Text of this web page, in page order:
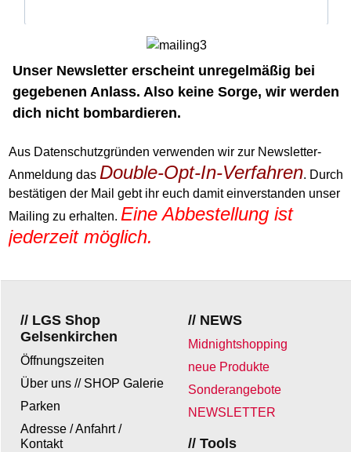
Unser Newsletter erscheint unregelmäßig bei
gegebenen Anlass. Also keine Sorge, wir werden
dich nicht bombardieren.
Aus Datenschutzgründen verwenden wir zur Newsletter-
Anmeldung das Double-Opt-In-Verfahren. Durch
bestätigen der Mail gebt ihr euch damit einverstanden unser
Mailing zu erhalten. Eine Abbestellung ist
jederzeit möglich.
// NEWS
Midnightshopping
neue Produkte
Sonderangebote
NEWSLETTER
// LGS Shop
Gelsenkirchen
Öffnungszeiten
Über uns // SHOP Galerie
Parken
Adresse / Anfahrt /
Kontakt
// Tools